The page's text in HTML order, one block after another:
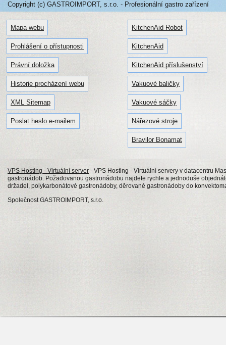
Copyright (c) GASTROIMPORT, s.r.o. - Profesionální gastro zařízení
Mapa webu
Prohlášení o přístupnosti
Právní doložka
Historie procházení webu
XML Sitemap
Poslat heslo e-mailem
KitchenAid Robot
KitchenAid
KitchenAid příslušenství
Vakuové baličky
Vakuové sáčky
Nářezové stroje
Bravilor Bonamat
VPS Hosting - Virtuální server - VPS Hosting - Virtuální servery v datacentru
gastronádob. Požadovanou gastronádobu najdete rychle a jednoduše
držadel, polykarbonátové gastronádoby, děrované gastronádoby do
Společnost GASTROIMPORT, s.r.o.